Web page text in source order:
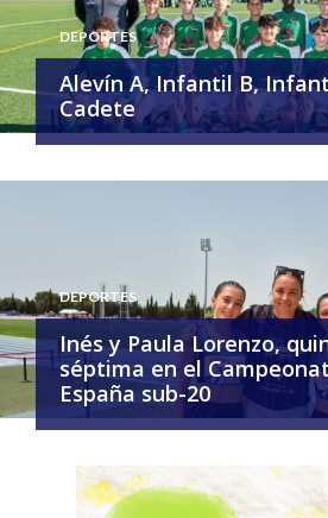
DEPORTES
Alevín A, Infantil B,
Cadete
DEPORTES
Inés y Paula Lorenzo,
séptima en el
España sub-20